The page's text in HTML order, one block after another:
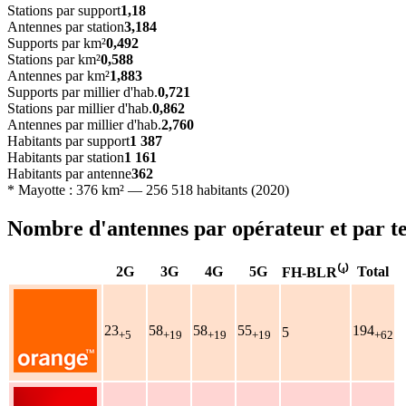
Stations par support1,18
Antennes par station3,184
Supports par km²0,492
Stations par km²0,588
Antennes par km²1,883
Supports par millier d'hab.0,721
Stations par millier d'hab.0,862
Antennes par millier d'hab.2,760
Habitants par support1 387
Habitants par station1 161
Habitants par antenne362
* Mayotte : 376 km² — 256 518 habitants (2020)
Nombre d'antennes par opérateur et par
2G 3G 4G 5G FH-BLR⁽⁴⁾ Total
23+5 58+19 58+19 55+19 5 194+62